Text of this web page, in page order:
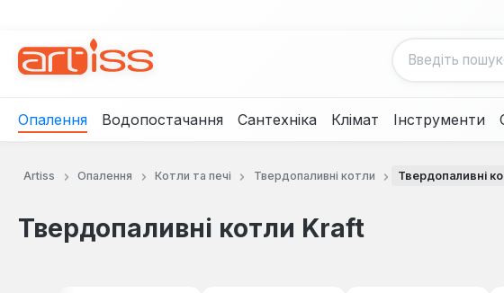
Опалення Водопостачання Сантехніка Клімат Інструменти
Artiss Опалення Котли та печі Твердопаливні котли Твердопаливні
Твердопаливні котли Kraft